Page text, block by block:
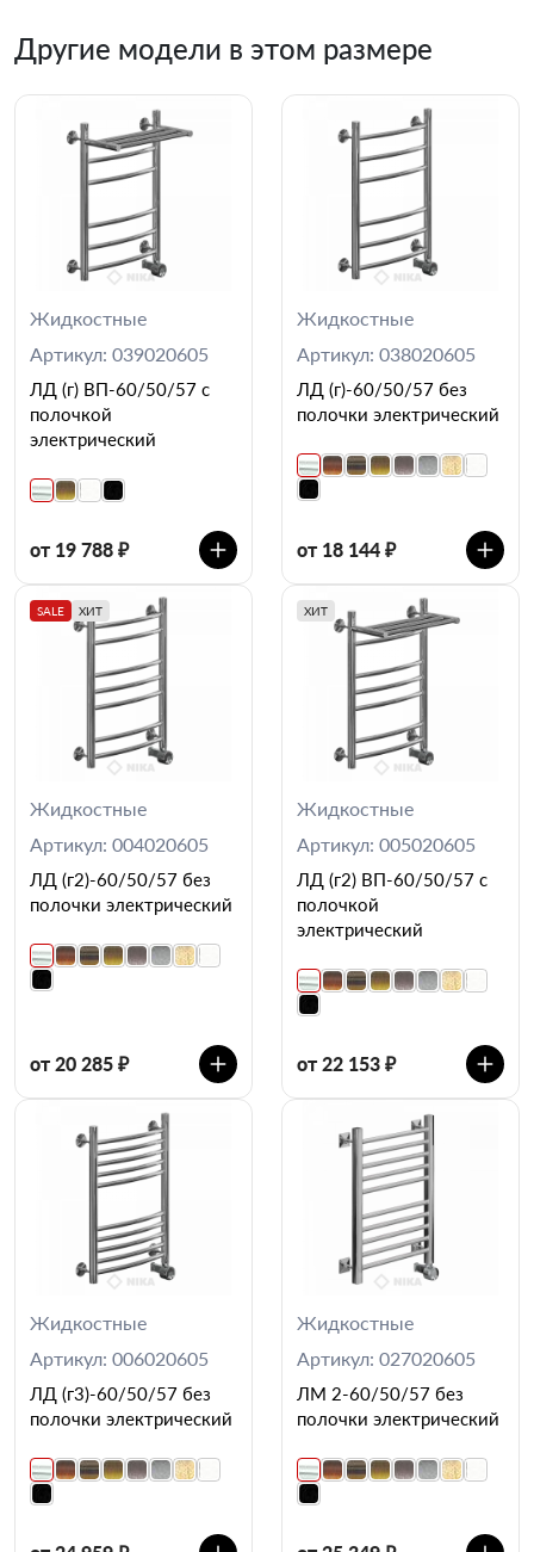
Другие модели в этом размере
Жидкостные
Артикул: 039020605
ЛД (г) ВП-60/50/57 с
полочкой
электрический
от 19 788 ₽
Жидкостные
Артикул: 038020605
ЛД (г)-60/50/57 без
полочки электрический
от 18 144 ₽
SALE ХИТ
Жидкостные
Артикул: 004020605
ЛД (г2)-60/50/57 без
полочки электрический
от 20 285 ₽
ХИТ
Жидкостные
Артикул: 005020605
ЛД (г2) ВП-60/50/57 с
полочкой
электрический
от 22 153 ₽
Жидкостные
Артикул: 006020605
ЛД (г3)-60/50/57 без
полочки электрический
Жидкостные
Артикул: 027020605
ЛМ 2-60/50/57 без
полочки электрический